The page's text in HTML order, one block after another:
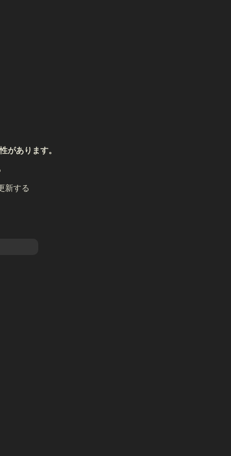
あります。
新する